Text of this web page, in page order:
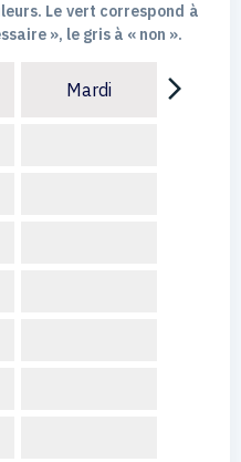
Le vert correspond à
», le gris à « non ».
Mardi arrow_forward_ios